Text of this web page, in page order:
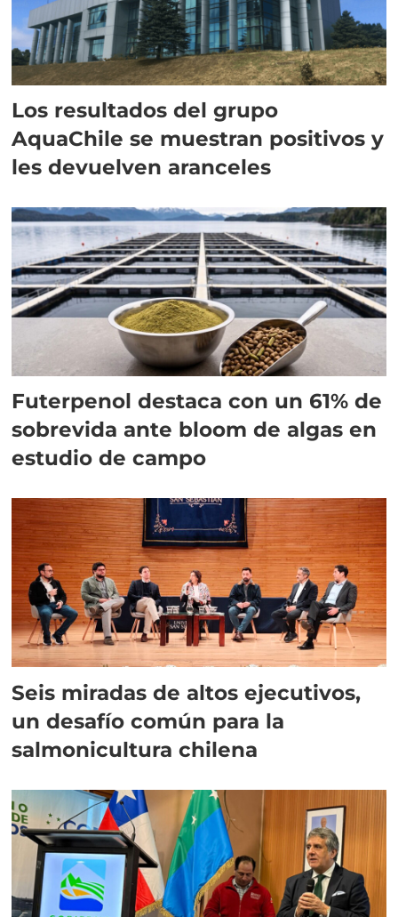
Los resultados del grupo
AquaChile se muestran positivos y
les devuelven aranceles
Futerpenol destaca con un 61% de
sobrevida ante bloom de algas en
estudio de campo
Seis miradas de altos ejecutivos,
un desafío común para la
salmonicultura chilena